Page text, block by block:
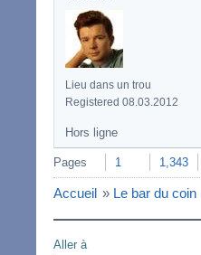
Lieu dans un trou
Registered 08.03.2012
Hors ligne
Pages 1 1,343
Accueil » Le bar du coin
Aller à